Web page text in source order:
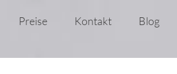
Preise Kontakt Blog